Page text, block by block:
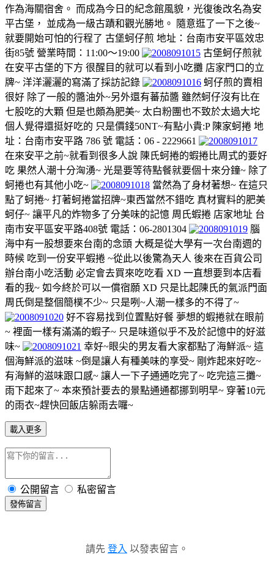
作為海關宿舍。 而成為今日的紀念館風貌，光復後改名為安
平古堡， 並成為一級古蹟和觀光勝地。 隨意逛了一下之後~
就要開始可怕的行程了 古堡蚵仔煎 地址：台南市安平區效忠
街85號 營業時間：11:00～19:00
古堡蚵仔煎就
在安平古堡的下方 很醒目的就可以看到小吃攤 店家門口的立
牌~ 洋洋灑灑的寫滿了採訪記錄
蚵仔煎的賣相
很好 除了一般的醬油外~另外還有蕃茄醬 雖然蚵仔沒有比在
七股吃的大顆 但是也頗為肥美~ 太白粉團也不致於太過大坨
個人覺得還挺好吃的 只是價錢50NT~有點小貴:P 陳家蚵捲 地
址：台南市安平路 786 號 電話：06 - 2229661
在來安平之前~就看到很多人說 陳氏蚵捲的蝦捲比周式的要好
吃 果然人潮十分洶湧~ 光是要等待點餐就要個十來分鐘~ 除了
蚵捲也有其他小吃~
當然為了身材著想~ 在這只
點了蚵捲~ 打著蚵捲當招牌~東西當然不錯吃 真材實料的肥美
蚵仔~ 讓平凡的炸物多了分美味的記憶 周氏蝦捲 店家地址 台
南市安平區安平路408號 電話：06-2801304
腦
海中有一股想要來台南的念頭 大概是從大學有一次台南週的
時候 吃到一份安平蝦捲 ~從此以後驚為天人 後來在百貨公司
辦台南小吃活動 必定會去買來吃吃看 XD 一直想要到本店看
看的我~ 如今終於可以一償宿願 XD 只是比起陳氏的氣派門面
周氏倒是整個簡樸不少~ 只是咧~人潮一樣多的不得了~
好不容易找到位置點好餐 夢想的蝦捲就在眼前
~ 裡面一樣有滿滿的蝦子~ 只是味道似乎不及於記憶中的好滋
味~
幸好~眼尖的男友看大家都點了海鮮派~ 這
個海鮮派的滋味 ~倒是讓人有種美味的享受~ 剛炸起來好吃~
有海鮮的滋味跟口感~ 讓人一下子通通吃完了~ 吃完這三攤~
雨下起來了~ 本來預計要去的景點通通都挪到明早~ 穿著10元
的雨衣~趕快回飯店躲雨去囉~
載入更多
公開留言 私密留言
發佈留言
請先 登入 以發表留言。